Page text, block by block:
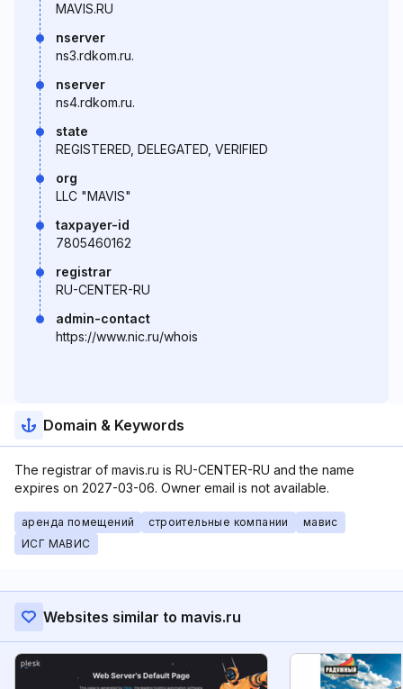
MAVIS.RU
nserver
ns3.rdkom.ru.
nserver
ns4.rdkom.ru.
state
REGISTERED, DELEGATED, VERIFIED
org
LLC "MAVIS"
taxpayer-id
7805460162
registrar
RU-CENTER-RU
admin-contact
https://www.nic.ru/whois
Domain & Keywords
The registrar of mavis.ru is RU-CENTER-RU and the name
expires on 2027-03-06. Owner email is not available.
аренда помещений строительные компании
мавис
ИСГ МАВИС
Websites similar to mavis.ru